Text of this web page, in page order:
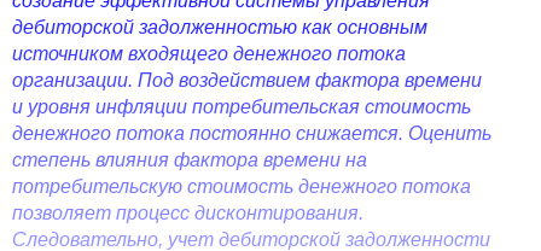
дебиторской задолженностью как основным
источником входящего денежного потока
организации. Под воздействием фактора времени
и уровня инфляции потребительская стоимость
денежного потока постоянно снижается. Оценить
степень влияния фактора времени на
потребительскую стоимость денежного потока
позволяет процесс дисконтирования.
Следовательно, учет дебиторской задолженности